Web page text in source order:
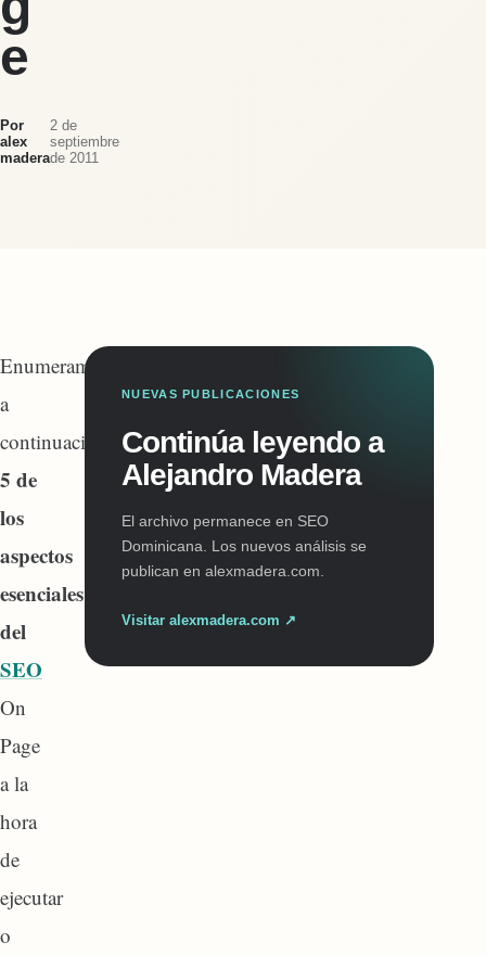
e
Por
alex
madera
2 de
septiembre
de 2011
Enumeramos
a
continuación
5 de
los
aspectos
esenciales
del
SEO
On
Page
a la
hora
de
ejecutar
o
NUEVAS PUBLICACIONES
Continúa leyendo a
Alejandro Madera
El archivo permanece en SEO
Dominicana. Los nuevos análisis se
publican en alexmadera.com.
Visitar alexmadera.com ↗